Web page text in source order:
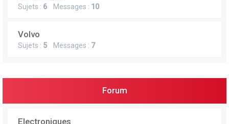
Sujets : 6 Messages : 10
Volvo
Sujets : 5 Messages : 7
Forum
Electroniques